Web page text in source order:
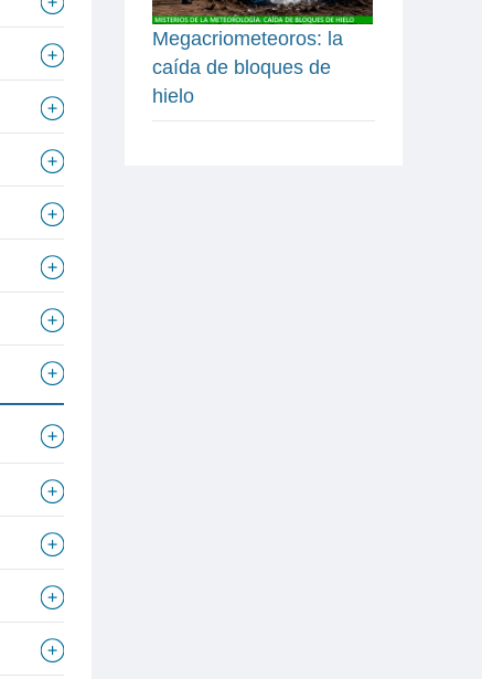
Megacriometeoros: la
caída de bloques de
hielo